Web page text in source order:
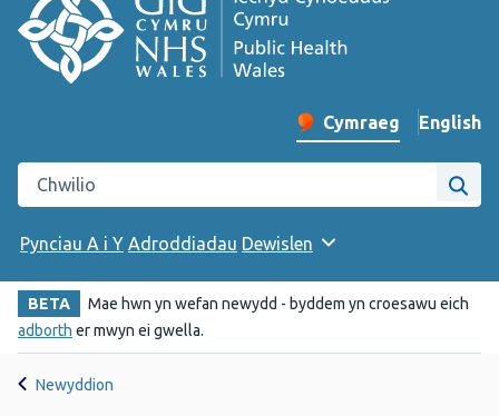
Newid iaith y wefan
Cymraeg English
–
Chwilio gwefan Iechyd Cyhoeddus Cymru
Pynciau A i Y Adroddiadau Dewislen
BETA
Mae hwn yn wefan newydd - byddem yn croesawu eich
adborth er mwyn ei gwella.
Newyddion